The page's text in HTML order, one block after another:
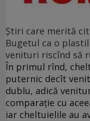
Ştiri care merită
Bugetul ca o
venituri riscînd să
În primul rînd,
puternic decît
dublu, adică
comparație cu
iar cheltuielile au